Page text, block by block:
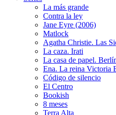
La más grande
Contra la ley
Jane Eyre (2006)
Matlock
Agatha Christie. Las
La caza. Irati
La casa de papel.
Ena. La reina Victoria
Código de silencio
El Centro
Bookish
8 meses
Terra Alta